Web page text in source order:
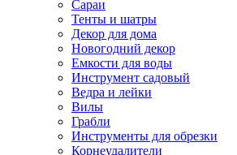
Сараи
Тенты и шатры
Декор для дома
Новогодний декор
Емкости для воды
Инструмент садовый
Ведра и лейки
Вилы
Грабли
Инструменты для обрезки
Корнеудалители